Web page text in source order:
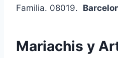
Familia. 08019.
Mariachis y